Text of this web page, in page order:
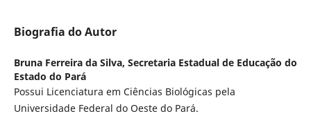
Biografia do Autor
Bruna Ferreira da Silva, Secretaria Estadual de Educação do
Estado do Pará
Possui Licenciatura em Ciências Biológicas pela
Universidade Federal do Oeste do Pará.